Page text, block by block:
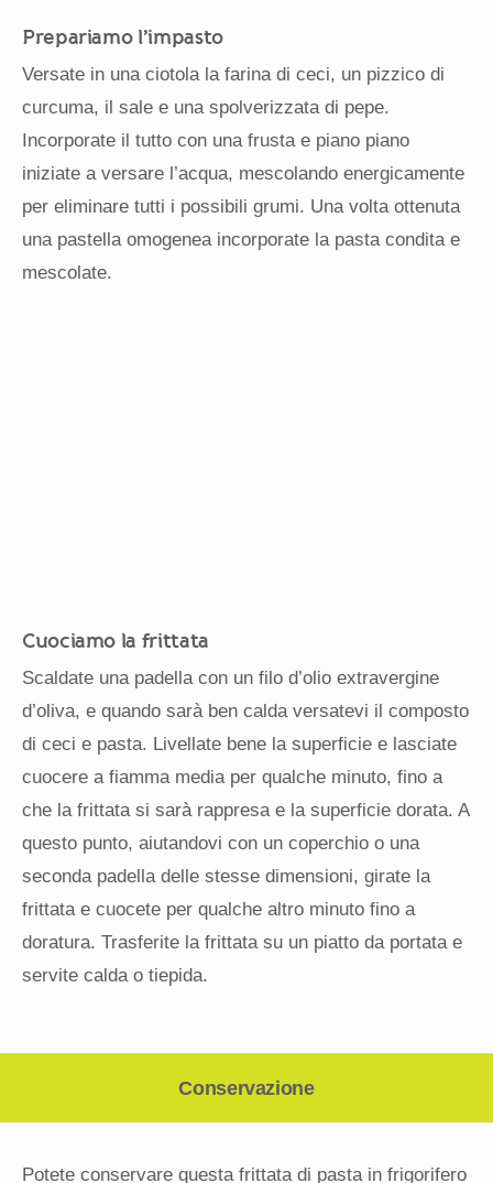
Prepariamo l’impasto
Versate in una ciotola la farina di ceci, un pizzico di
curcuma, il sale e una spolverizzata di pepe.
Incorporate il tutto con una frusta e piano piano
iniziate a versare l’acqua, mescolando energicamente
per eliminare tutti i possibili grumi. Una volta ottenuta
una pastella omogenea incorporate la pasta condita e
mescolate.
Cuociamo la frittata
Scaldate una padella con un filo d’olio extravergine
d’oliva, e quando sarà ben calda versatevi il composto
di ceci e pasta. Livellate bene la superficie e lasciate
cuocere a fiamma media per qualche minuto, fino a
che la frittata si sarà rappresa e la superficie dorata. A
questo punto, aiutandovi con un coperchio o una
seconda padella delle stesse dimensioni, girate la
frittata e cuocete per qualche altro minuto fino a
doratura. Trasferite la frittata su un piatto da portata e
servite calda o tiepida.
Conservazione
Potete conservare questa frittata di pasta in frigorifero